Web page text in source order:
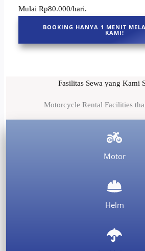
Mulai Rp80.000/hari.
BOOKING HANYA 1 MENIT
KAMI!
Fasilitas Sewa yang Kami
Motorcycle Rental Facilities
Motor
Helm